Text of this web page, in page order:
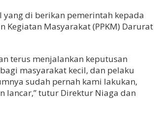
di berikan pemerintah kepada
Kegiatan Masyarakat (PPKM) Darurat
terus menjalankan keputusan
masyarakat kecil, dan pelaku
sudah pernah kami lakukan,
lancar,” tutur Direktur Niaga dan